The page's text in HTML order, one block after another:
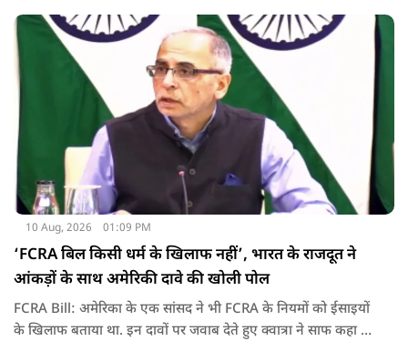
10 Aug, 2026 01:09 PM
‘FCRA बिल किसी धर्म के खिलाफ नहीं’, भारत के राजदूत ने
आंकड़ों के साथ अमेरिकी दावे की खोली पोल
FCRA Bill: अमेरिका के एक सांसद ने भी FCRA के नियमों को ईसाइयों
के खिलाफ बताया था. इन दावों पर जवाब देते हुए क्वात्रा ने साफ कहा कि